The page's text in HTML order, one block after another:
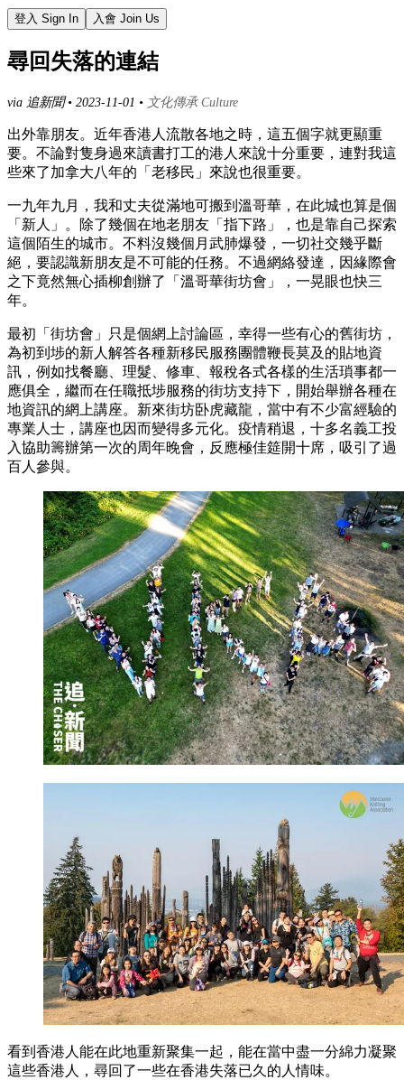
登入 Sign In 入會 Join Us
尋回失落的連結
via 追新聞 • 2023-11-01 • 文化傳承 Culture
出外靠朋友。近年香港人流散各地之時，這五個字就更顯重
要。不論對隻身過來讀書打工的港人來說十分重要，連對我這
些來了加拿大八年的「老移民」來說也很重要。
一九年九月，我和丈夫從滿地可搬到溫哥華，在此城也算是個
「新人」。除了幾個在地老朋友「指下路」，也是靠自己探索
這個陌生的城市。不料沒幾個月武肺爆發，一切社交幾乎斷
絕，要認識新朋友是不可能的任務。不過網絡發達，因緣際會
之下竟然無心插柳創辦了「溫哥華街坊會」，一晃眼也快三
年。
最初「街坊會」只是個網上討論區，幸得一些有心的舊街坊，
為初到埗的新人解答各種新移民服務團體鞭長莫及的貼地資
訊，例如找餐廳、理髮、修車、報稅各式各樣的生活瑣事都一
應俱全，繼而在任職抵埗服務的街坊支持下，開始舉辦各種在
地資訊的網上講座。新來街坊卧虎藏龍，當中有不少富經驗的
專業人士，講座也因而變得多元化。疫情稍退，十多名義工投
入協助籌辦第一次的周年晚會，反應極佳筵開十席，吸引了過
百人參與。
看到香港人能在此地重新聚集一起，能在當中盡一分綿力凝聚
這些香港人，尋回了一些在香港失落已久的人情味。